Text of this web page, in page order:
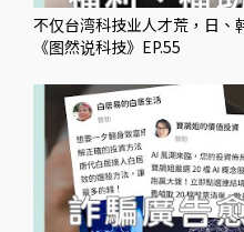
不仅台湾科技业人才荒，日、
《图然说科技》EP.55